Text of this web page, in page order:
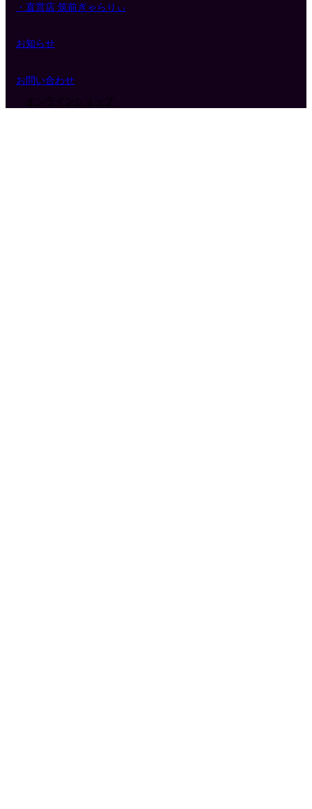
・直営店 筑前ぎゃらりぃ
お知らせ
お問い合わせ
オンラインショップ